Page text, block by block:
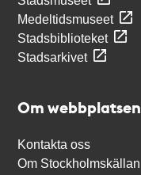
Medeltidsmuseet
Stadsbiblioteket
Stadsarkivet
Om webbplatsen
Kontakta oss
Om Stockholmskällan